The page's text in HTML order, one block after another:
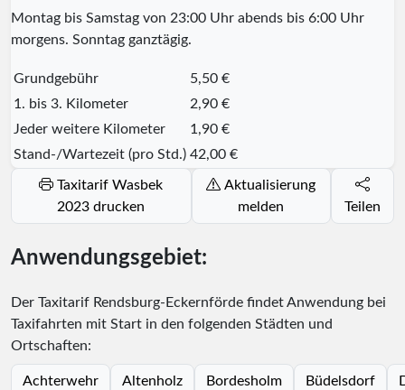
Montag bis Samstag von 23:00 Uhr abends bis 6:00 Uhr
morgens. Sonntag ganztägig.
Grundgebühr
5,50 €
1. bis 3. Kilometer
2,90 €
Jeder weitere Kilometer
1,90 €
Stand-/Wartezeit (pro Std.) 42,00 €
Taxitarif Wasbek
2023 drucken
Aktualisierung
melden
Teilen
Anwendungsgebiet:
Der Taxitarif Rendsburg-Eckernförde findet Anwendung bei
Taxifahrten mit Start in den folgenden Städten und
Ortschaften:
Achterwehr Altenholz Bordesholm Büdelsdorf